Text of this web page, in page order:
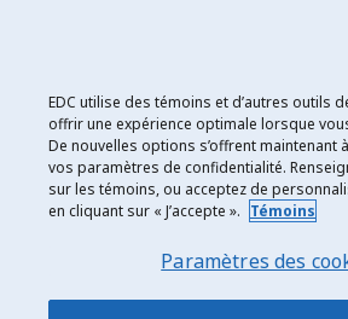
Exportation et développement Canada
Énoncé de confidentialité
EDC utilise des témoins et d’autres outils
offrir une expérience optimale lorsque
De nouvelles options s’offrent maintenant
vos paramètres de confidentialité.
sur les témoins, ou acceptez de
en cliquant sur « J’accepte ». Témoins
Paramètres des